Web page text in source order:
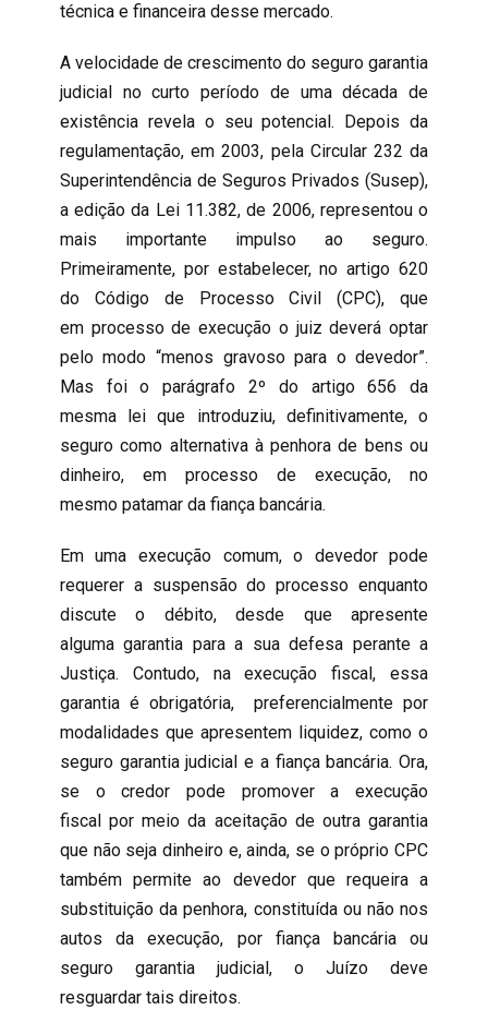
técnica e financeira desse mercado.
A velocidade de crescimento do seguro garantia
judicial no curto período de uma década de
existência revela o seu potencial. Depois da
regulamentação, em 2003, pela Circular 232 da
Superintendência de Seguros Privados (Susep),
a edição da Lei 11.382, de 2006, representou o
mais importante impulso ao seguro.
Primeiramente, por estabelecer, no artigo 620
do Código de Processo Civil (CPC), que
em processo de execução o juiz deverá optar
pelo modo “menos gravoso para o devedor”.
Mas foi o parágrafo 2º do artigo 656 da
mesma lei que introduziu, definitivamente, o
seguro como alternativa à penhora de bens ou
dinheiro, em processo de execução, no
mesmo patamar da fiança bancária.
Em uma execução comum, o devedor pode
requerer a suspensão do processo enquanto
discute o débito, desde que apresente
alguma garantia para a sua defesa perante a
Justiça. Contudo, na execução fiscal, essa
garantia é obrigatória, preferencialmente por
modalidades que apresentem liquidez, como o
seguro garantia judicial e a fiança bancária. Ora,
se o credor pode promover a execução
fiscal por meio da aceitação de outra garantia
que não seja dinheiro e, ainda, se o próprio CPC
também permite ao devedor que requeira a
substituição da penhora, constituída ou não nos
autos da execução, por fiança bancária ou
seguro garantia judicial, o Juízo deve
resguardar tais direitos.